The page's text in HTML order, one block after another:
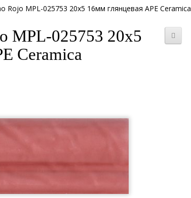
Rojo MPL-025753 20x5 16мм глянцевая APE Ceramica
MPL-025753 20x5
Ceramica